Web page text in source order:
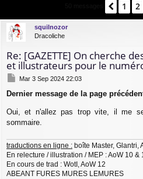
1 2
squilnozor
Dracoliche
Re: [GAZETTE] On cherche
et illustrateurs pour le
M
s
a
g
Mar 3 Sep 2024 22:03
Dernier message de la page
Oui, et n'allez pas trop vite, il me
sommaire.
traductions en ligne : boîte Master, Glantri,
En relecture / illustration / MEP : AoW 10 &
En cours de trad : WotI, AoW 12
ABEANT FURES MURES LEMURES